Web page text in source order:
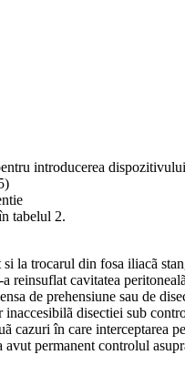
introducerea
tabelul 2.
la trocarul din fosa iliacã
reinsuflat cavitatea
de prehensiune sau de
disectiei sub
în care interceptarea
permanent controlul